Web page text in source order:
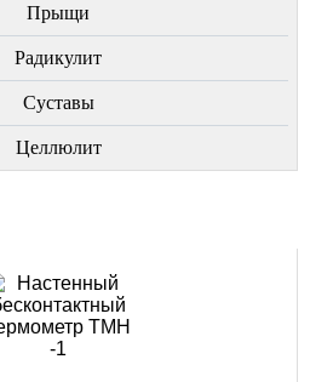
Прыщи
Радикулит
Суставы
Целлюлит